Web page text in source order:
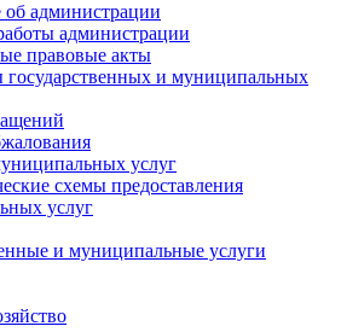
администрации
администрации
правовые акты
государственных и муниципальных
услуг
схемы предоставления
услуг
и муниципальные услуги